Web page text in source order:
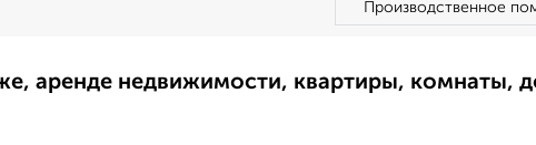
Производственное
аренде недвижимости, квартиры, комнаты,